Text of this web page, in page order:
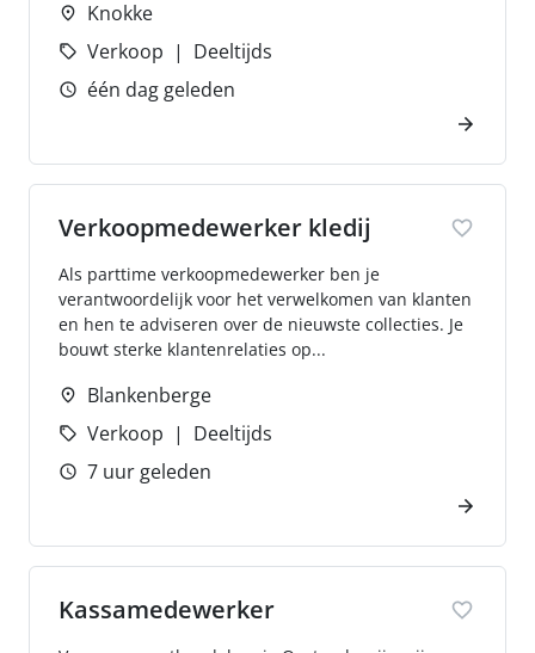
Knokke
Verkoop
Deeltijds
één dag geleden
Verkoopmedewerker kledij
Als parttime verkoopmedewerker ben je
verantwoordelijk voor het verwelkomen van klanten
en hen te adviseren over de nieuwste collecties. Je
bouwt sterke klantenrelaties op...
Blankenberge
Verkoop
Deeltijds
7 uur geleden
Kassamedewerker